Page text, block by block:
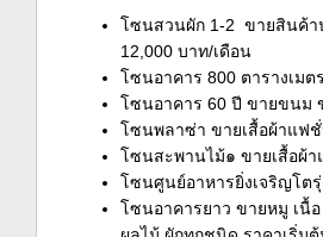
โซนสวนผัก 1-2 ขายสินค้า
12,000 บาท/เดือน
โซนอาคาร 800 ตารางเม
โซนอาคาร 60 ปี ขายขนม
โซนพลาซ่า ขายเสื้อผ้าแฟชั่
โซนสะพานไม้๑ ขายเสื้อผ้า
โซนศูนย์อาหารยิ่งเจริญโต
โซนอาคารยาว ขายหมู เนื้